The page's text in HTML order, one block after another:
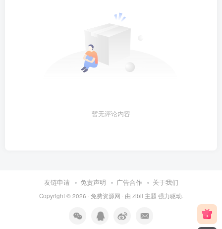
暂无评论内容
友链申请 免责声明 广告合作 关于我们
Copyright © 2026 · 免费资源网 · 由 zibll 主题 强力驱动.